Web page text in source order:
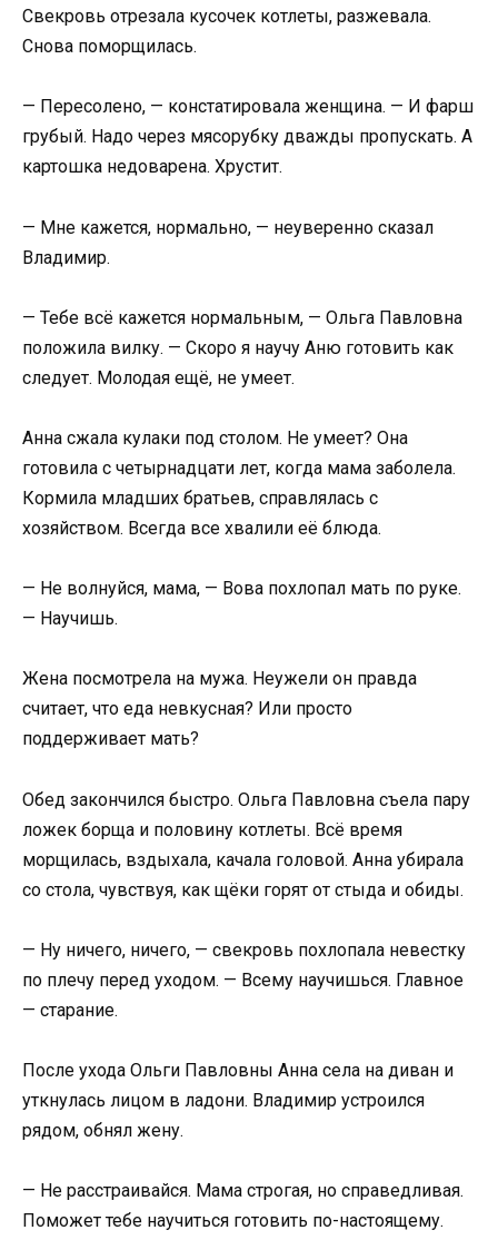
Свекровь отрезала кусочек котлеты, разжевала.
Снова поморщилась.
— Пересолено, — констатировала женщина. — И фарш
грубый. Надо через мясорубку дважды пропускать. А
картошка недоварена. Хрустит.
— Мне кажется, нормально, — неуверенно сказал
Владимир.
— Тебе всё кажется нормальным, — Ольга Павловна
положила вилку. — Скоро я научу Аню готовить как
следует. Молодая ещё, не умеет.
Анна сжала кулаки под столом. Не умеет? Она
готовила с четырнадцати лет, когда мама заболела.
Кормила младших братьев, справлялась с
хозяйством. Всегда все хвалили её блюда.
— Не волнуйся, мама, — Вова похлопал мать по руке.
— Научишь.
Жена посмотрела на мужа. Неужели он правда
считает, что еда невкусная? Или просто
поддерживает мать?
Обед закончился быстро. Ольга Павловна съела пару
ложек борща и половину котлеты. Всё время
морщилась, вздыхала, качала головой. Анна убирала
со стола, чувствуя, как щёки горят от стыда и обиды.
— Ну ничего, ничего, — свекровь похлопала невестку
по плечу перед уходом. — Всему научишься. Главное
— старание.
После ухода Ольги Павловны Анна села на диван и
уткнулась лицом в ладони. Владимир устроился
рядом, обнял жену.
— Не расстраивайся. Мама строгая, но справедливая.
Поможет тебе научиться готовить по-настоящему.